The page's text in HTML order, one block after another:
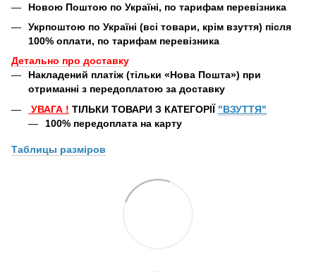
Новою Поштою по Україні, по тарифам перевізника
Укрпоштою по Україні (всі товари, крім взуття) після
100% оплати, по тарифам перевізника
Детально про доставку
Накладений платіж (тільки «Нова Пошта») при
отриманні з передоплатою за доставку
УВАГА ! ТІЛЬКИ ТОВАРИ З КАТЕГОРІЇ "ВЗУТТЯ"
100% передоплата на карту
Таблицы разміров